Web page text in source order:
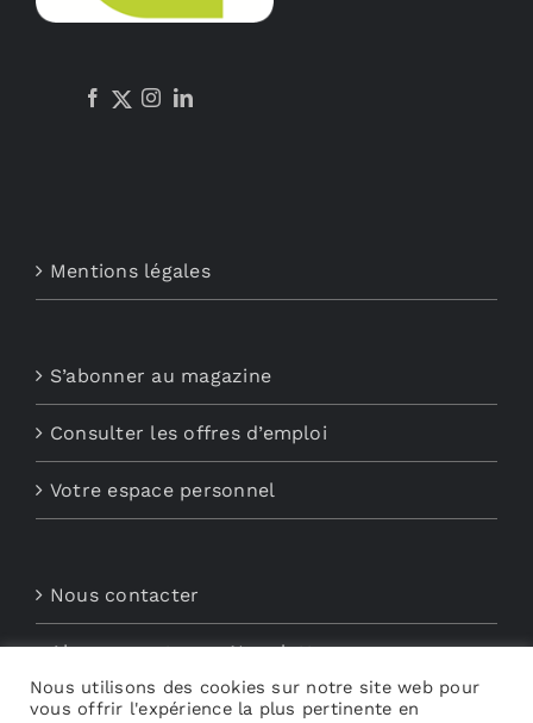
Mentions légales
S’abonner au magazine
Consulter les offres d’emploi
Votre espace personnel
Nous contacter
Abonnements aux Newsletters
Découvrez My Audio
Nous utilisons des cookies sur notre site web pour
vous offrir l'expérience la plus pertinente en